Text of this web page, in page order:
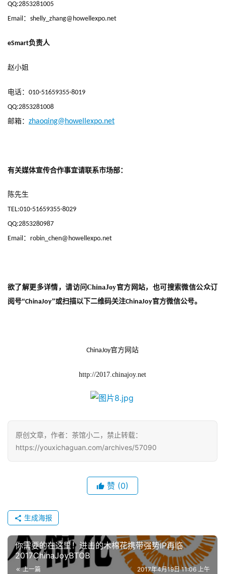
QQ:2853281005
Email： shelly_zhang@howellexpo.net
eSmart负责人
赵小姐
电话： 010-51659355-8019
QQ:2853281008
邮箱： zhaoqing@howellexpo.net
有关媒体宣传合作事宜请联系市场部：
陈先生
TEL:010-51659355-8029
QQ:2853280987
Email： robin_chen@howellexpo.net
欲了解更多详情，请访问ChinaJoy官方网站，也可搜索微信公众订
阅号“ChinaJoy”或扫描以下二维码关注ChinaJoy官方微信公号。
ChinaJoy官方网站
http://2017.chinajoy.net
原创文章，作者：茶馆小二，禁止转载：
https://youxichaguan.com/archives/57090
赞 (0)
生成海报
你需要的在这里！进击的木棉花携带强势IP再临
2017ChinaJoyBTOB
上一篇 2017年4月19日 11:06 上午